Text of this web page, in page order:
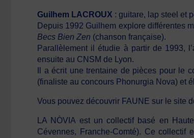
Guilhem LACROUX : guitare, lap steel et
Depuis 1992 Guilhem explore différentes
Becs Bien Zen (chanson française).
Parallèlement il étudie à partir de 1993,
ensuite au CNSM de Lyon.
Il a écrit une trentaine de pièces pour le
(finaliste au concours Phonurgia Nova) et
Vous pouvez découvrir FAUNE sur le site
LA NÒVIA est un collectif basé en
Cévennes, Franche-Comté). Ce collectif